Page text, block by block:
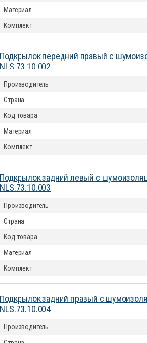
Материал
Комплект
Подкрылок передний правый с
NLS.73.10.002
Производитель
Страна
Код товара
Материал
Комплект
Подкрылок задний левый с
NLS.73.10.003
Производитель
Страна
Код товара
Материал
Комплект
Подкрылок задний правый с
NLS.73.10.004
Производитель